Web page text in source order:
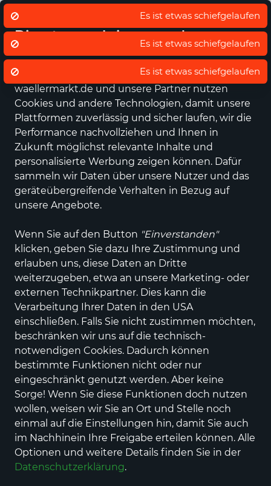
Wir nutzen Cookies um unsere
Dienste zu erbringen und zu
verbessern.
Datenschutz - Sie entscheiden!
waellermarkt.de und unsere Partner nutzen
Cookies und andere Technologien, damit unsere
Plattformen zuverlässig und sicher laufen, wir die
Performance nachvollziehen und Ihnen in
Zukunft möglichst relevante Inhalte und
personalisierte Werbung zeigen können. Dafür
sammeln wir Daten über unsere Nutzer und das
geräteübergreifende Verhalten in Bezug auf
unsere Angebote.
Wenn Sie auf den Button "Einverstanden"
klicken, geben Sie dazu Ihre Zustimmung und
erlauben uns, diese Daten an Dritte
weiterzugeben, etwa an unsere Marketing- oder
externen Technikpartner. Dies kann die
Verarbeitung Ihrer Daten in den USA
einschließen. Falls Sie nicht zustimmen möchten,
beschränken wir uns auf die technisch-
notwendigen Cookies. Dadurch können
bestimmte Funktionen nicht oder nur
eingeschränkt genutzt werden. Aber keine
Sorge! Wenn Sie diese Funktionen doch nutzen
wollen, weisen wir Sie an Ort und Stelle noch
einmal auf die Einstellungen hin, damit Sie auch
im Nachhinein Ihre Freigabe erteilen können. Alle
Optionen und weitere Details finden Sie in der
Datenschutzerklärung.
Alle Kategorien Neuheiten Angebote Sportartikel
Butter-Spritzgebäck
Preis
4,50 € inkl. MwSt.
für 200 kg Grundpreis
(0,02 € / 1 kg)
Nur Selbstabholung möglich